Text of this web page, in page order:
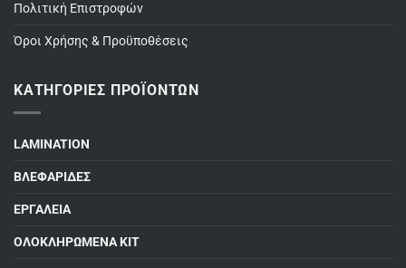
Πολιτική Επιστροφών
Όροι Χρήσης & Προϋποθέσεις
ΚΑΤΗΓΟΡΊΕΣ ΠΡΟΪΌΝΤΩΝ
LAMINATION
ΒΛΕΦΑΡΙΔΕΣ
ΕΡΓΑΛΕΙΑ
ΟΛΟΚΛΗΡΩΜΕΝΑ ΚΙΤ